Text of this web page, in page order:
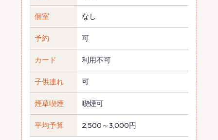
個室 なし
予約 可
カード 利用不可
子供連れ 可
煙草喫煙 喫煙可
平均予算 2,500～3,000円